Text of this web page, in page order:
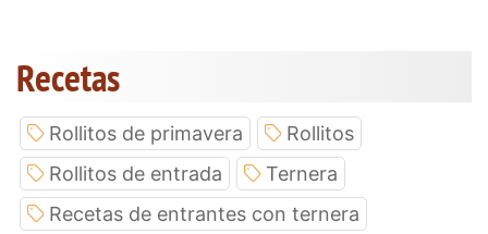
Recetas
Rollitos de primavera
Rollitos
Rollitos de entrada
Ternera
Recetas de entrantes con ternera